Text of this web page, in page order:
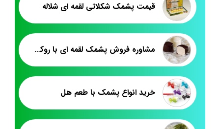
قیمت پشمک شکلاتی لقمه ای شلاله
مشاوره فروش پشمک لقمه ای با روکش شیری
خرید انواع پشمک با طعم هل